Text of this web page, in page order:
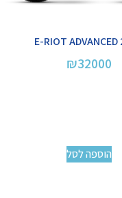
E-RIOT
₪32000
הוספה לסל